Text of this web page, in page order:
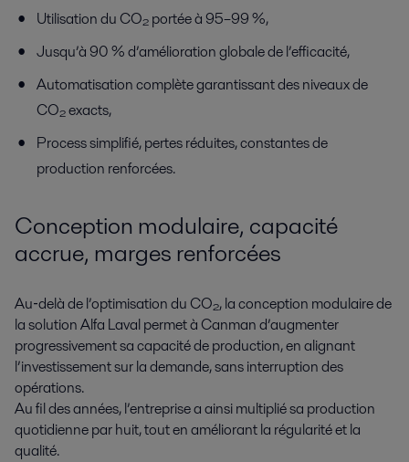
Utilisation du CO₂ portée à 95–99 %,
Jusqu’à 90 % d’amélioration globale de l’efficacité,
Automatisation complète garantissant des niveaux de
CO₂ exacts,
Process simplifié, pertes réduites, constantes de
production renforcées.
Conception modulaire, capacité
accrue, marges renforcées
Au‑delà de l’optimisation du CO₂, la conception modulaire de
la solution Alfa Laval permet à Canman d’augmenter
progressivement sa capacité de production, en alignant
l’investissement sur la demande, sans interruption des
opérations.
Au fil des années, l’entreprise a ainsi multiplié sa production
quotidienne par huit, tout en améliorant la régularité et la
qualité.